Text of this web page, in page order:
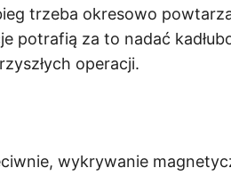
trzeba okresowo
potrafią za to nadać
operacji.
wykrywanie